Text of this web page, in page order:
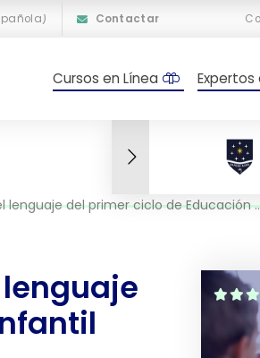
Contactar
Cursos en Línea Expertos
del primer ciclo de Educación Infantil